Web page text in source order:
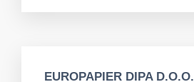
EUROPAPIER DIPA D.O.O.